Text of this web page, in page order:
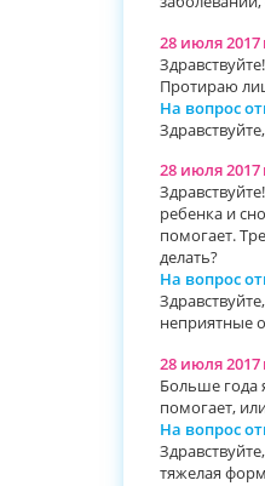
28 июля 2017
Протираю
На вопрос
28 июля 2017
ребенка и
помогает.
делать?
На вопрос
неприятные
28 июля 2017
Больше года
помогает,
На вопрос
тяжелая